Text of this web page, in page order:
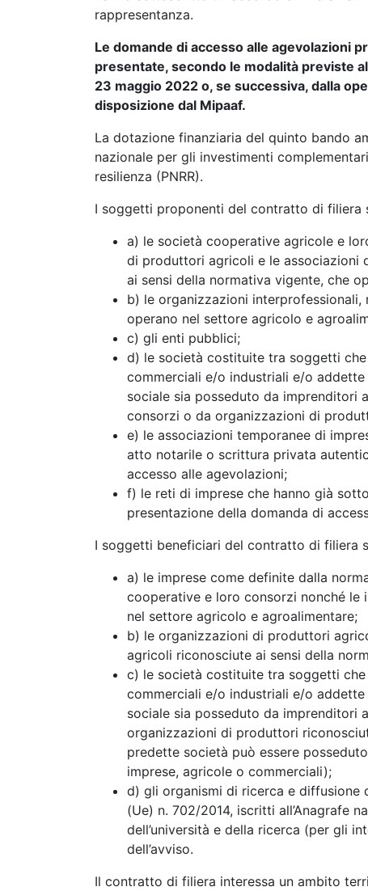
rappresentanza.
Le domande di accesso alle agevolazioni
presentate, secondo le modalità previste
23 maggio 2022 o, se successiva, dalla
disposizione dal Mipaaf.
La dotazione finanziaria del quinto bando
nazionale per gli investimenti
resilienza (PNRR).
I soggetti proponenti del contratto di filiera
a) le società cooperative agricole e
di produttori agricoli e le associazioni
ai sensi della normativa vigente, che
b) le organizzazioni
operano nel settore agricolo e
c) gli enti pubblici;
d) le società costituite tra soggetti
commerciali e/o industriali e/o
sociale sia posseduto da imprenditori
consorzi o da organizzazioni di
e) le associazioni temporanee di
atto notarile o scrittura privata
accesso alle agevolazioni;
f) le reti di imprese che hanno già
presentazione della domanda di
I soggetti beneficiari del contratto di filiera
a) le imprese come definite dalla
cooperative e loro consorzi nonché le
nel settore agricolo e agroalimentare;
b) le organizzazioni di produttori
agricoli riconosciute ai sensi della
c) le società costituite tra soggetti
commerciali e/o industriali e/o
sociale sia posseduto da imprenditori
organizzazioni di produttori
predette società può essere
imprese, agricole o commerciali);
d) gli organismi di ricerca e diffusione
(Ue) n. 702/2014, iscritti all’Anagrafe
dell’università e della ricerca (per gli
dell’avviso.
Il contratto di filiera interessa un ambito